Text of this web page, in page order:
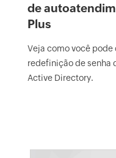
de
Plus
Veja como você
redefinição de senha
Active Directory.